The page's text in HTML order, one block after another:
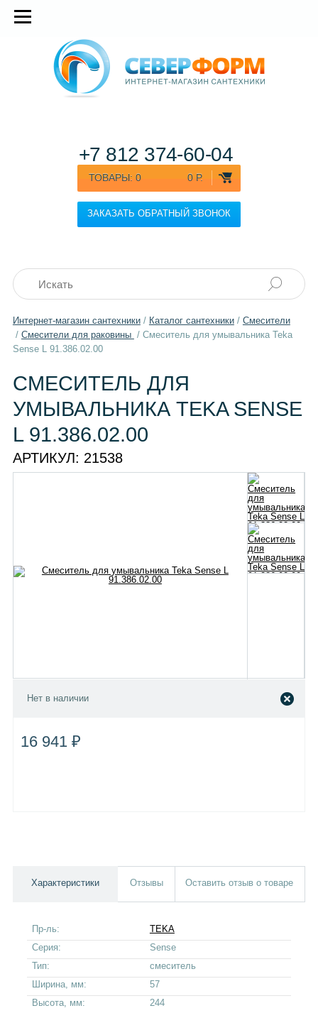
ТОВАРЫ: 0 0 Р.
ЗАКАЗАТЬ ОБРАТНЫЙ ЗВОНОК
+7 812 374-60-04
Интернет-магазин сантехники/ Каталог сантехники/ Смесители
/ Смесители для раковины / Смеситель для умывальника Teka
Sense L 91.386.02.00
СМЕСИТЕЛЬ ДЛЯ
УМЫВАЛЬНИКА TEKA SENSE
L 91.386.02.00
АРТИКУЛ: 21538
Нет в наличии
16 941 ₽
Характеристики Отзывы Оставить отзыв о товаре
Пр-ль:
TEKA
Серия:
Sense
Тип:
смеситель
Ширина, мм:
57
Высота, мм:
244